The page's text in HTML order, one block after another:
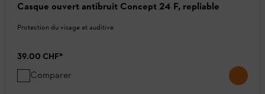
Casque ouvert antibruit Concept 24 F, repliable
Protection du visage et auditive
39.00 CHF*
Comparer